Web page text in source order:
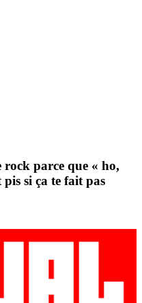
rock parce que « ho,
si ça te fait pas